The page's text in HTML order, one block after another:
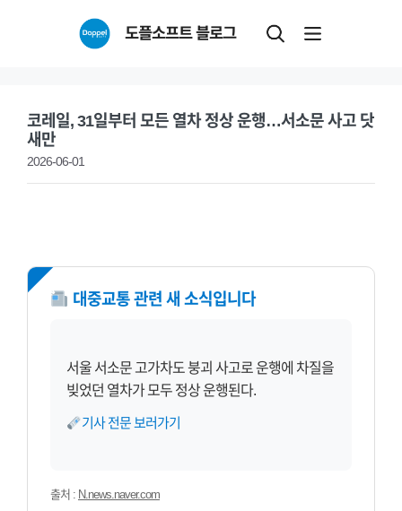
도플소프트 블로그
코레일, 31일부터 모든 열차 정상 운행…서소문 사고 닷
새만
2026-06-01
NEW 대중교통 관련 새 소식입니다
서울 서소문 고가차도 붕괴 사고로 운행에 차질을
빚었던 열차가 모두 정상 운행된다.
기사 전문 보러가기
출처 : N.news.naver.com